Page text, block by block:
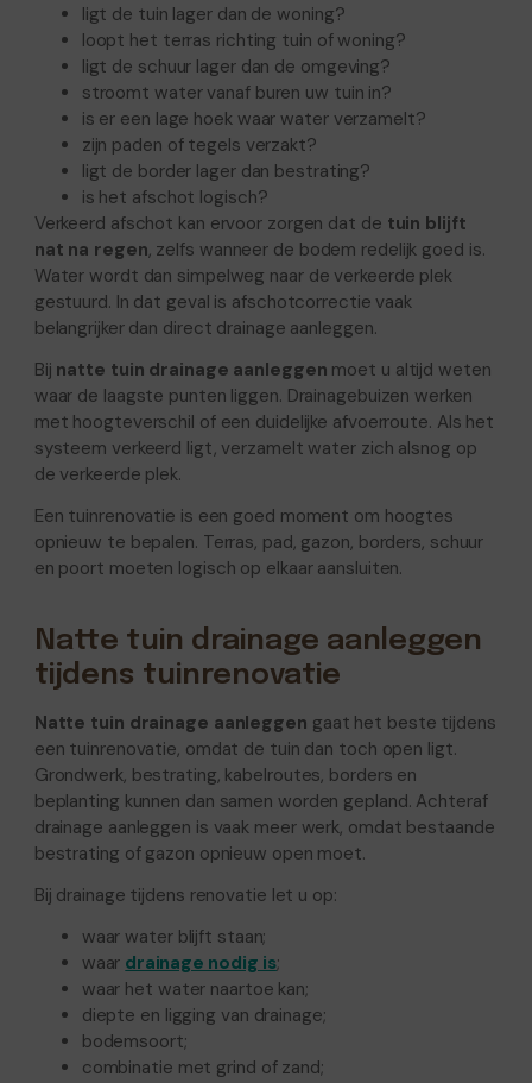
ligt de tuin lager dan de woning?
loopt het terras richting tuin of woning?
ligt de schuur lager dan de omgeving?
stroomt water vanaf buren uw tuin in?
is er een lage hoek waar water verzamelt?
zijn paden of tegels verzakt?
ligt de border lager dan bestrating?
is het afschot logisch?
Verkeerd afschot kan ervoor zorgen dat de tuin blijft
nat na regen, zelfs wanneer de bodem redelijk goed is.
Water wordt dan simpelweg naar de verkeerde plek
gestuurd. In dat geval is afschotcorrectie vaak
belangrijker dan direct drainage aanleggen.
Bij natte tuin drainage aanleggen moet u altijd weten
waar de laagste punten liggen. Drainagebuizen werken
met hoogteverschil of een duidelijke afvoerroute. Als het
systeem verkeerd ligt, verzamelt water zich alsnog op
de verkeerde plek.
Een tuinrenovatie is een goed moment om hoogtes
opnieuw te bepalen. Terras, pad, gazon, borders, schuur
en poort moeten logisch op elkaar aansluiten.
Natte tuin drainage aanleggen
tijdens tuinrenovatie
Natte tuin drainage aanleggen gaat het beste tijdens
een tuinrenovatie, omdat de tuin dan toch open ligt.
Grondwerk, bestrating, kabelroutes, borders en
beplanting kunnen dan samen worden gepland. Achteraf
drainage aanleggen is vaak meer werk, omdat bestaande
bestrating of gazon opnieuw open moet.
Bij drainage tijdens renovatie let u op:
waar water blijft staan;
waar drainage nodig is;
waar het water naartoe kan;
diepte en ligging van drainage;
bodemsoort;
combinatie met grind of zand;